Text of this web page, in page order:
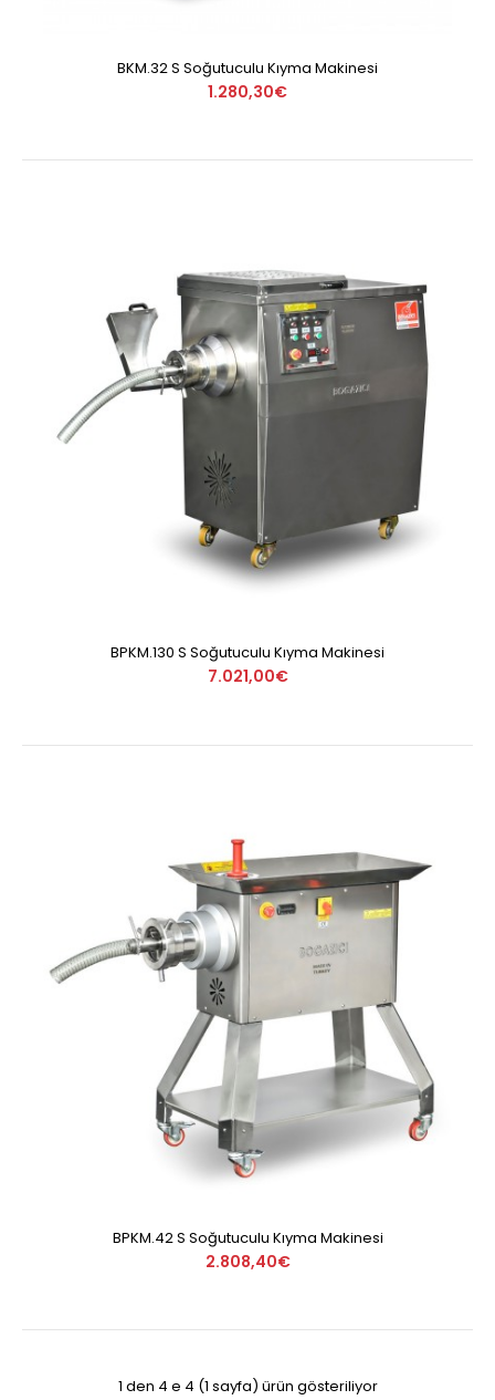
BKM.32 S Soğutuculu Kıyma Makinesi
1.280,30€
BPKM.130 S Soğutuculu Kıyma Makinesi
7.021,00€
BPKM.42 S Soğutuculu Kıyma Makinesi
2.808,40€
1 den 4 e 4 (1 sayfa) ürün gösteriliyor